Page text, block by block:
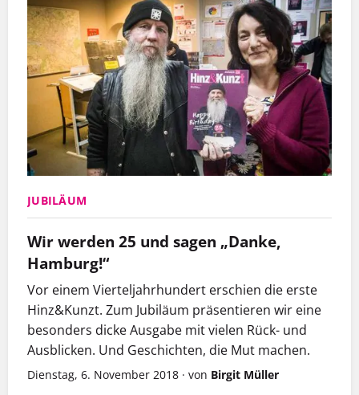
JUBILÄUM
Wir werden 25 und sagen „Danke,
Hamburg!“
Vor einem Vierteljahrhundert erschien die erste
Hinz&Kunzt. Zum Jubiläum präsentieren wir eine
besonders dicke Ausgabe mit vielen Rück- und
Ausblicken. Und Geschichten, die Mut machen.
Dienstag, 6. November 2018 · von Birgit Müller